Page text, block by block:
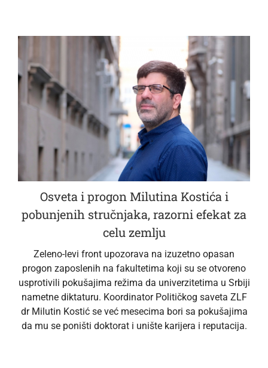
Osveta i progon Milutina Kostića i
pobunjenih stručnjaka, razorni efekat za
celu zemlju
Zeleno-levi front upozorava na izuzetno opasan
progon zaposlenih na fakultetima koji su se otvoreno
usprotivili pokušajima režima da univerzitetima u Srbiji
nametne diktaturu. Koordinator Političkog saveta ZLF
dr Milutin Kostić se već mesecima bori sa pokušajima
da mu se poništi doktorat i unište karijera i reputacija.